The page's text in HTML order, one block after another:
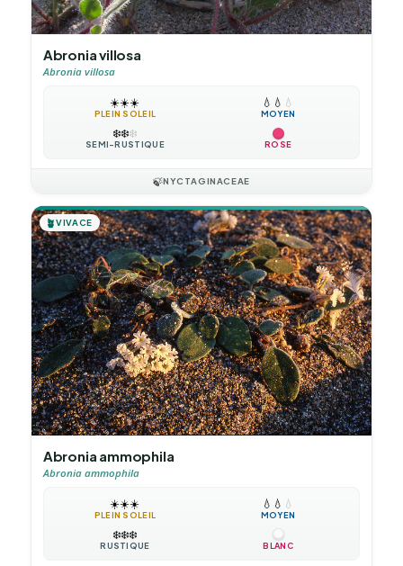
Abronia villosa
Abronia villosa
☀️☀️☀️
PLEIN SOLEIL
💧 💧 💧
MOYEN
❄️❄️❄️
SEMI-RUSTIQUE ROSE
🍃NYCTAGINACEAE
🪴VIVACE
Abronia ammophila
Abronia ammophila
☀️☀️☀️
PLEIN SOLEIL
💧 💧 💧
MOYEN
❄️❄️❄️
RUSTIQUE BLANC